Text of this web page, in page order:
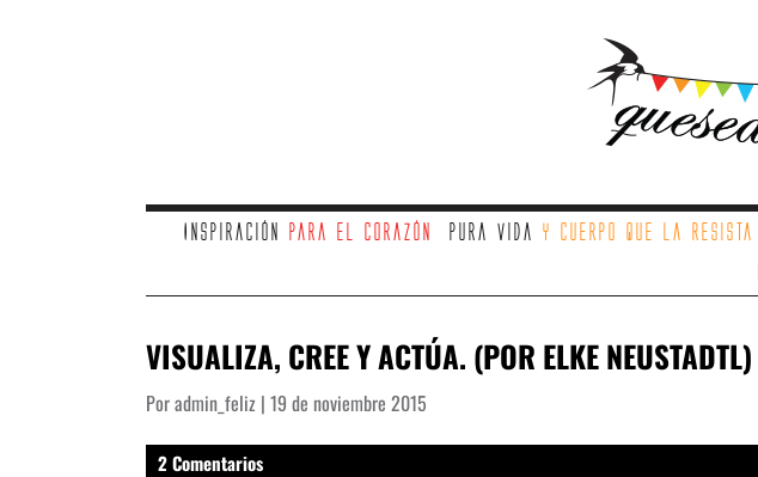
Inspiración para el corazón Pura vida y cuerpo que la resista
VISUALIZA, CREE Y ACTÚA. (POR ELKE NEUSTADTL)
Por admin_feliz | 19 de noviembre 2015
2 Comentarios